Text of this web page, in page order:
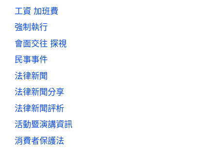
工資 加班費
強制執行
會面交往 探視
民事事件
法律新聞
法律新聞分享
法律新聞評析
活動暨演講資訊
消費者保護法